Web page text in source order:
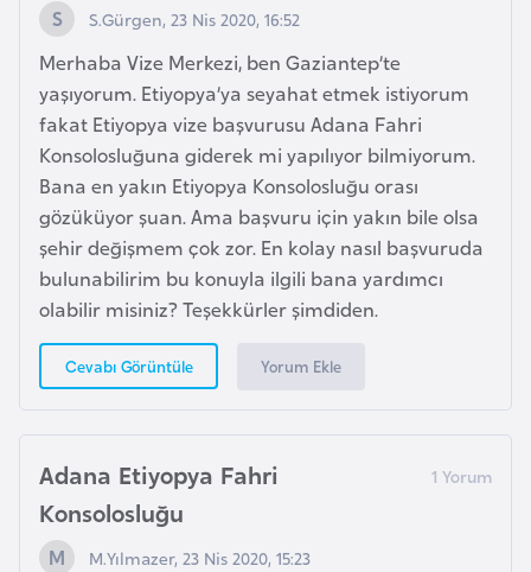
S.Gürgen, 23 Nis 2020, 16:52
Merhaba Vize Merkezi, ben Gaziantep’te
yaşıyorum. Etiyopya’ya seyahat etmek istiyorum
fakat Etiyopya vize başvurusu Adana Fahri
Konsolosluğuna giderek mi yapılıyor bilmiyorum.
Bana en yakın Etiyopya Konsolosluğu orası
gözüküyor şuan. Ama başvuru için yakın bile olsa
şehir değişmem çok zor. En kolay nasıl başvuruda
bulunabilirim bu konuyla ilgili bana yardımcı
olabilir misiniz? Teşekkürler şimdiden.
Cevabı Görüntüle Yorum Ekle
Adana Etiyopya Fahri
Konsolosluğu
M.Yılmazer, 23 Nis 2020, 15:23
h
r
i
y
e
t
i
C
a
r
C